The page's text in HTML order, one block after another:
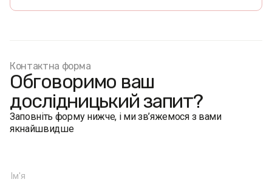
Контактна форма
Обговоримо ваш
дослідницький запит?
Заповніть форму нижче, і ми зв’яжемося з вами
якнайшвидше